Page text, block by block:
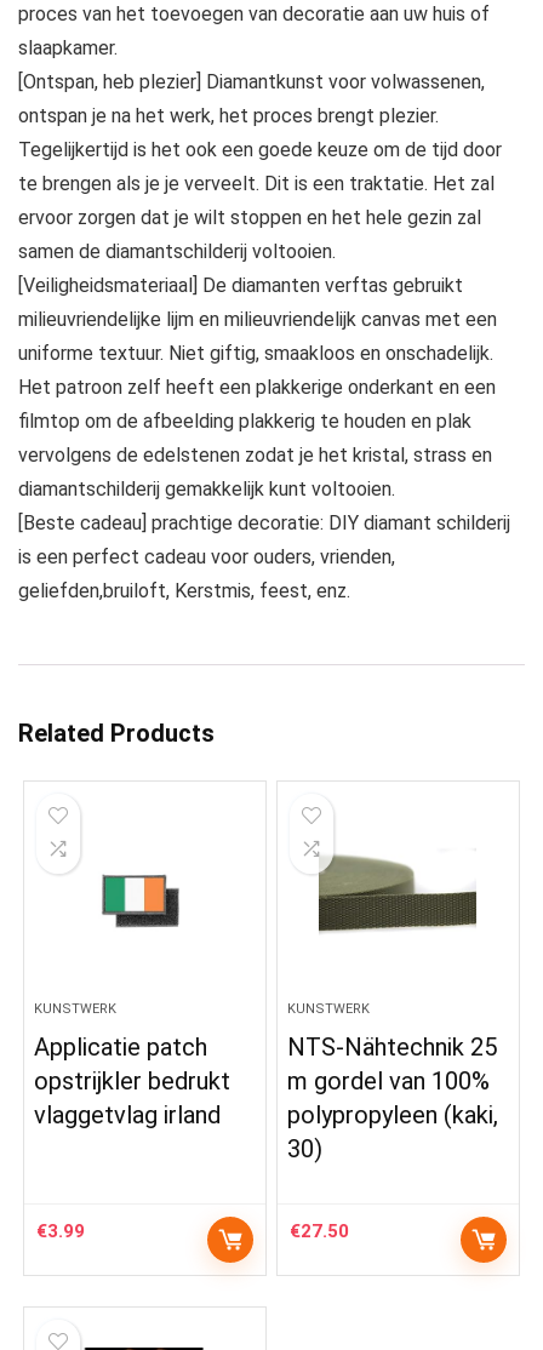
proces van het toevoegen van decoratie aan uw huis of
slaapkamer.
[Ontspan, heb plezier] Diamantkunst voor volwassenen,
ontspan je na het werk, het proces brengt plezier.
Tegelijkertijd is het ook een goede keuze om de tijd door
te brengen als je je verveelt. Dit is een traktatie. Het zal
ervoor zorgen dat je wilt stoppen en het hele gezin zal
samen de diamantschilderij voltooien.
[Veiligheidsmateriaal] De diamanten verftas gebruikt
milieuvriendelijke lijm en milieuvriendelijk canvas met een
uniforme textuur. Niet giftig, smaakloos en onschadelijk.
Het patroon zelf heeft een plakkerige onderkant en een
filmtop om de afbeelding plakkerig te houden en plak
vervolgens de edelstenen zodat je het kristal, strass en
diamantschilderij gemakkelijk kunt voltooien.
[Beste cadeau] prachtige decoratie: DIY diamant schilderij
is een perfect cadeau voor ouders, vrienden,
geliefden,bruiloft, Kerstmis, feest, enz.
Related Products
KUNSTWERK
Applicatie patch
opstrijkler bedrukt
vlaggetvlag irland
€3.99
KUNSTWERK
NTS-Nähtechnik 25
m gordel van 100%
polypropyleen (kaki,
30)
€27.50